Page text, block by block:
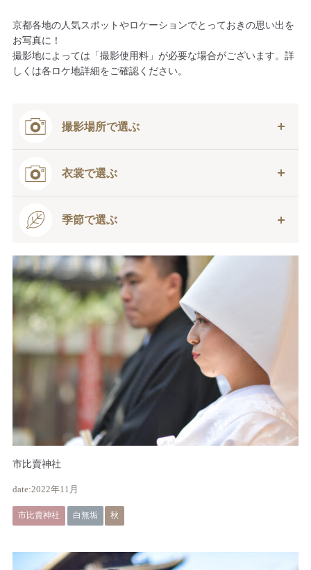
京都各地の人気スポットやロケーションでとっておきの思い出を
お写真に！
撮影地によっては「撮影使用料」が必要な場合がございます。詳
しくは各ロケ地詳細をご確認ください。
撮影場所で選ぶ
衣裳で選ぶ
季節で選ぶ
市比賣神社
2022年11月
市比賣神社 白無垢 秋